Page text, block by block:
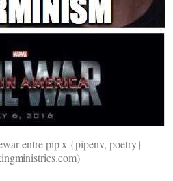
entre pip x {pipenv, poetry}